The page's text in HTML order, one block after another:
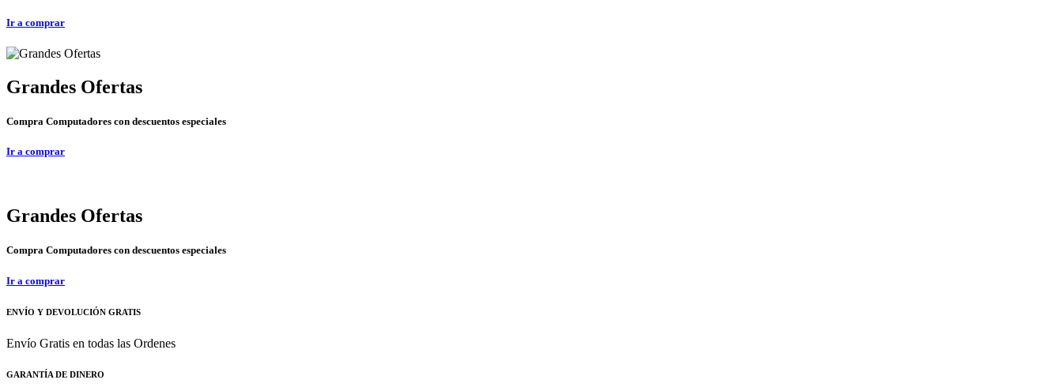
Ir a comprar
Grandes Ofertas
Compra Computadores con descuentos especiales
Ir a comprar
Grandes Ofertas
Compra Computadores con descuentos especiales
Ir a comprar
ENVÍO Y DEVOLUCIÓN GRATIS
Envío Gratis en todas las Ordenes
GARANTÍA DE DINERO